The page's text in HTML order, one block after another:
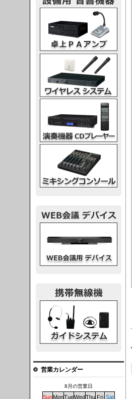
営業カレンダー
8月の営業日
SunMonTueWedThu Fri Sat